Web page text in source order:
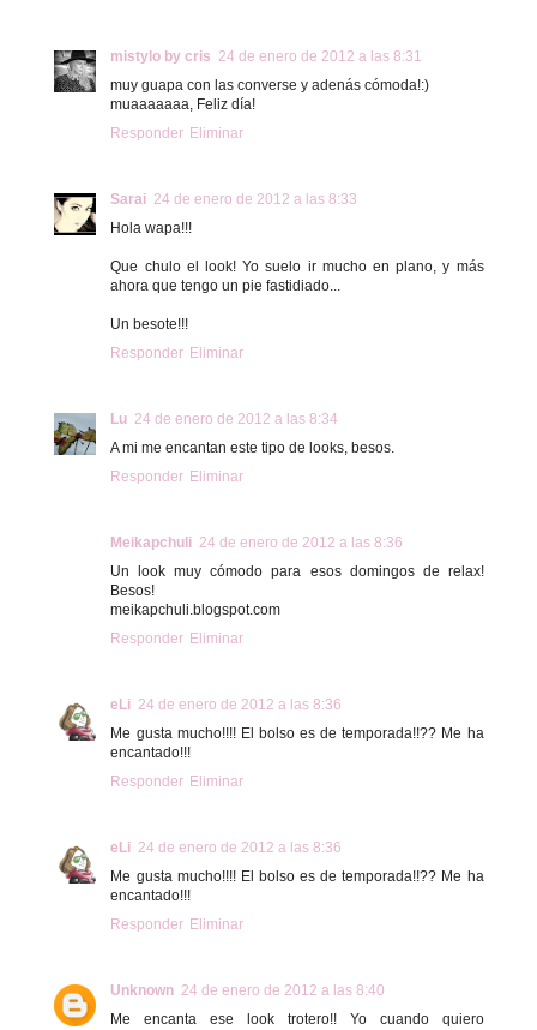
mistylo by cris 24 de enero de 2012 a las 8:31
muy guapa con las converse y adenás cómoda!:)
muaaaaaaa, Feliz día!
Responder Eliminar
Sarai 24 de enero de 2012 a las 8:33
Hola wapa!!!
Que chulo el look! Yo suelo ir mucho en plano, y más
ahora que tengo un pie fastidiado...
Un besote!!!
Responder Eliminar
Lu 24 de enero de 2012 a las 8:34
A mi me encantan este tipo de looks, besos.
Responder Eliminar
Meikapchuli 24 de enero de 2012 a las 8:36
Un look muy cómodo para esos domingos de relax!
Besos!
meikapchuli.blogspot.com
Responder Eliminar
eLi 24 de enero de 2012 a las 8:36
Me gusta mucho!!!! El bolso es de temporada!!?? Me ha
encantado!!!
Responder Eliminar
eLi 24 de enero de 2012 a las 8:36
Me gusta mucho!!!! El bolso es de temporada!!?? Me ha
encantado!!!
Responder Eliminar
Unknown 24 de enero de 2012 a las 8:40
Me encanta ese look trotero!! Yo cuando quiero